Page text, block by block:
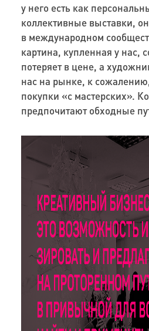
у него есть как
коллективные выставки,
в международном
картина, купленная у нас,
потеряет в цене, а
нас на рынке, к
покупки «с мастерских».
предпочитают обходные